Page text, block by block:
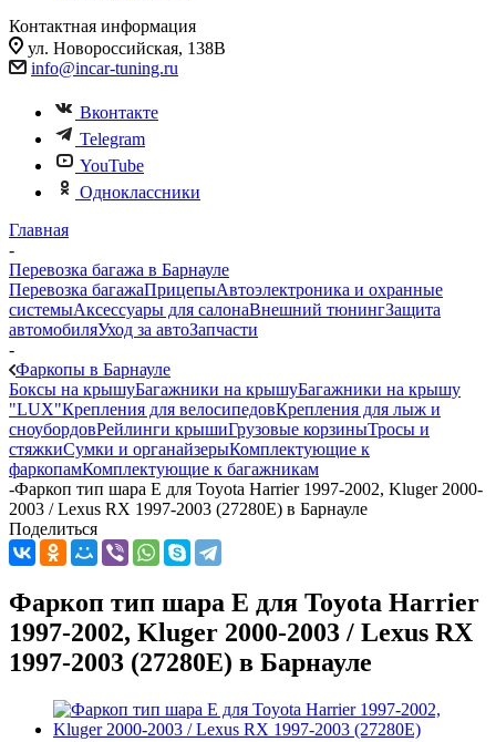
Контактная информация
ул. Новороссийская, 138В
info@incar-tuning.ru
Вконтакте
Telegram
YouTube
Одноклассники
Главная
-
Перевозка багажа в Барнауле
Перевозка багажаПрицепыАвтоэлектроника и охранные
системыАксессуары для салонаВнешний тюнингЗащита
автомобиляУход за автоЗапчасти
-
Фаркопы в Барнауле
Боксы на крышуБагажники на крышуБагажники на крышу
"LUX"Крепления для велосипедовКрепления для лыж и
сноубордовРейлинги крышиГрузовые корзиныТросы и
стяжкиСумки и органайзерыКомплектующие к
фаркопамКомплектующие к багажникам
-Фаркоп тип шара E для Toyota Harrier 1997-2002, Kluger 2000-
2003 / Lexus RX 1997-2003 (27280E) в Барнауле
Поделиться
Фаркоп тип шара E для Toyota Harrier
1997-2002, Kluger 2000-2003 / Lexus RX
1997-2003 (27280E) в Барнауле